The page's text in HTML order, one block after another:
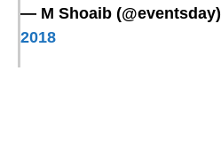
— M Shoaib (@eventsday)
2018